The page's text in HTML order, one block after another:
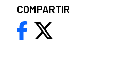
COMPARTIR